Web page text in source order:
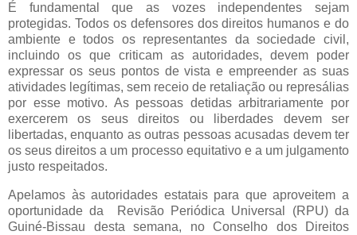
É fundamental que as vozes independentes sejam
protegidas. Todos os defensores dos direitos humanos e do
ambiente e todos os representantes da sociedade civil,
incluindo os que criticam as autoridades, devem poder
expressar os seus pontos de vista e empreender as suas
atividades legítimas, sem receio de retaliação ou represálias
por esse motivo. As pessoas detidas arbitrariamente por
exercerem os seus direitos ou liberdades devem ser
libertadas, enquanto as outras pessoas acusadas devem ter
os seus direitos a um processo equitativo e a um julgamento
justo respeitados.
Apelamos às autoridades estatais para que aproveitem a
oportunidade da Revisão Periódica Universal (RPU) da
Guiné-Bissau desta semana, no Conselho dos Direitos